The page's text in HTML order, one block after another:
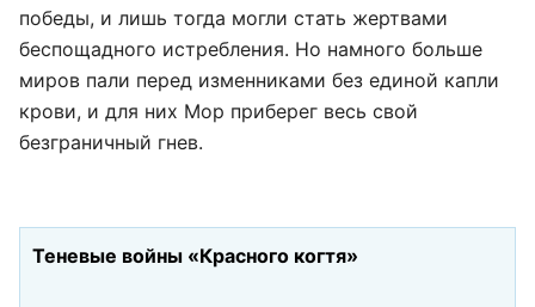
победы, и лишь тогда могли стать жертвами
беспощадного истребления. Но намного больше
миров пали перед изменниками без единой капли
крови, и для них Мор приберег весь свой
безграничный гнев.
Теневые войны «Красного когтя»